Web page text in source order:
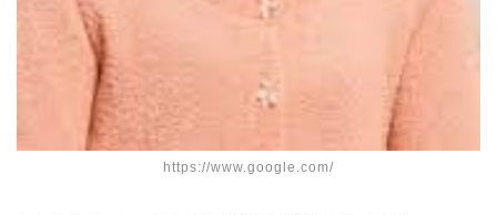
https://www.google.com/